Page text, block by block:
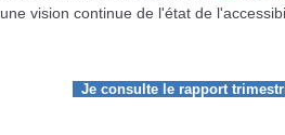
une vision continue de l'état de
Je consulte le rapport